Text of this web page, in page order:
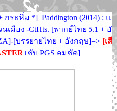
ระหึ่ม *] Paddington (2014) : แ
มือง -CtHts. [พากย์ไทย 5.1 + อั
[บรรยายไทย + อังกฤษ]=> [เสี
+ซับ PGS คมชัด]